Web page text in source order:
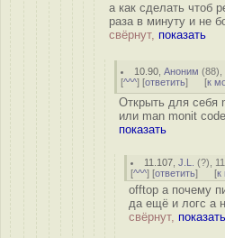
а как сделать чтоб
раза в минуту и не
свёрнут, показать
10.90 ,Аноним (88),
[^^^] [ответить] [к
Открыть для себя
или man monit
показать
11.107 ,J.L. (?),
[^^^] [ответить] [к
offtop а почему
да ещё и логс а
свёрнут, показать